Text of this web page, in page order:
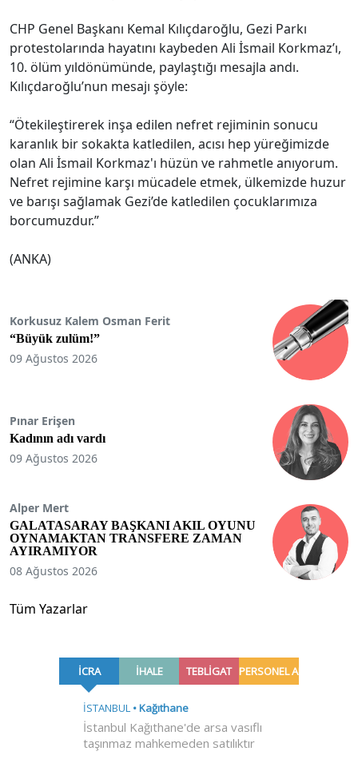
CHP Genel Başkanı Kemal Kılıçdaroğlu, Gezi Parkı
protestolarında hayatını kaybeden Ali İsmail Korkmaz’ı,
10. ölüm yıldönümünde, paylaştığı mesajla andı.
Kılıçdaroğlu’nun mesajı şöyle:
“Ötekileştirerek inşa edilen nefret rejiminin sonucu
karanlık bir sokakta katledilen, acısı hep yüreğimizde
olan Ali İsmail Korkmaz'ı hüzün ve rahmetle anıyorum.
Nefret rejimine karşı mücadele etmek, ülkemizde huzur
ve barışı sağlamak Gezi’de katledilen çocuklarımıza
borcumuzdur.”
(ANKA)
Korkusuz Kalem Osman Ferit
“Büyük zulüm!”
09 Ağustos 2026
Pınar Erişen
Kadının adı vardı
09 Ağustos 2026
Alper Mert
GALATASARAY BAŞKANI AKIL OYUNU
OYNAMAKTAN TRANSFERE ZAMAN
AYIRAMIYOR
08 Ağustos 2026
Tüm Yazarlar